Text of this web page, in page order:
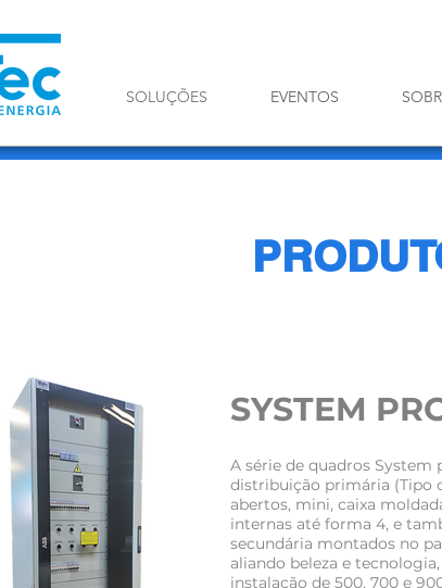
SOLUÇÕES EVENTOS
SYSTEM
A série de quadros System
distribuição primária (Tipo
abertos, mini, caixa
internas até forma 4, e
secundária montados no
aliando beleza e
instalação de 500, 700 e